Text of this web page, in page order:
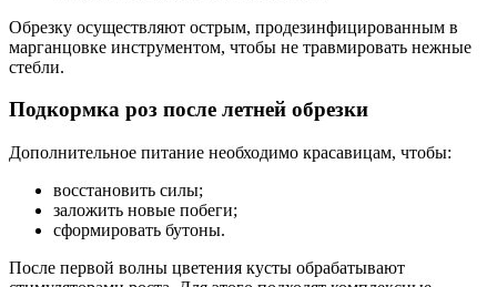
Обрезку осуществляют острым, продезинфицированным в
марганцовке инструментом, чтобы не травмировать нежные
стебли.
Подкормка роз после летней обрезки
Дополнительное питание необходимо красавицам, чтобы:
восстановить силы;
заложить новые побеги;
сформировать бутоны.
После первой волны цветения кусты обрабатывают